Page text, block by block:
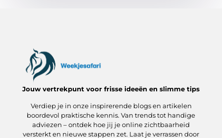
Jouw vertrekpunt voor frisse ideeën en slimme tips
Verdiep je in onze inspirerende blogs en artikelen
boordevol praktische kennis. Van trends tot handige
adviezen – ontdek hoe jij je online zichtbaarheid
versterkt en nieuwe stappen zet. Laat je verrassen door